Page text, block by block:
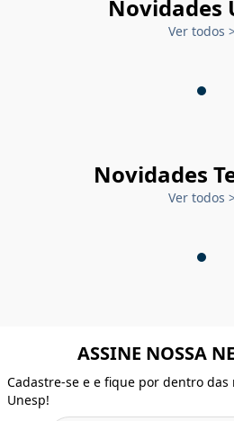
Novidades
Ver todos
Novidades
Ver todos
ASSINE NOSSA
Cadastre-se e e fique por dentro
Unesp!